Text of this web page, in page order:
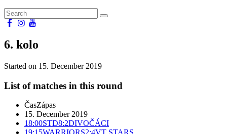
6. kolo
Started on 15. December 2019
List of matches in this round
ČasZápas
15. December 2019
18:00STD8:2DIVOČÁCI